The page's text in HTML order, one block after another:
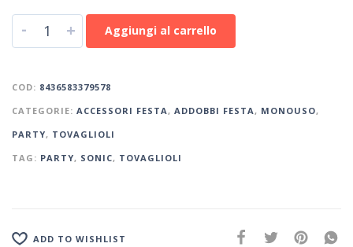
- + Aggiungi al carrello
COD: 8436583379578
CATEGORIE: ACCESSORI FESTA, ADDOBBI FESTA, MONOUSO,
PARTY, TOVAGLIOLI
TAG: PARTY, SONIC, TOVAGLIOLI
ADD TO WISHLIST